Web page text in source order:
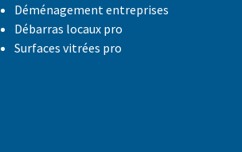
Déménagement entreprises
Débarras locaux pro
Surfaces vitrées pro